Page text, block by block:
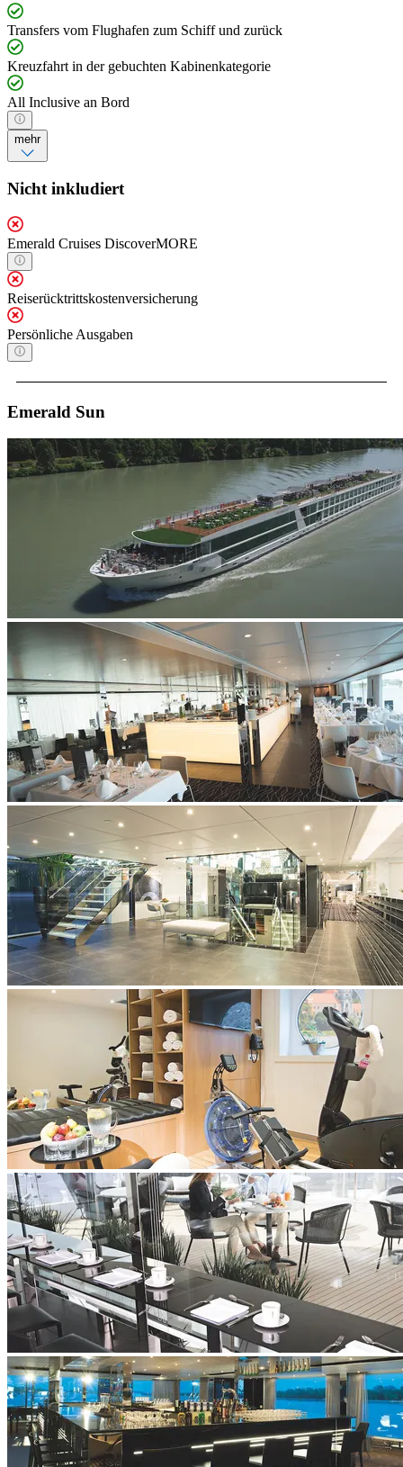
Transfers vom Flughafen zum Schiff und zurück
Kreuzfahrt in der gebuchten Kabinenkategorie
All Inclusive an Bord
mehr
Nicht inkludiert
Emerald Cruises DiscoverMORE
Reiserücktrittskostenversicherung
Persönliche Ausgaben
Emerald Sun